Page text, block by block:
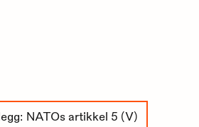
NATOs artikkel 5 (V)